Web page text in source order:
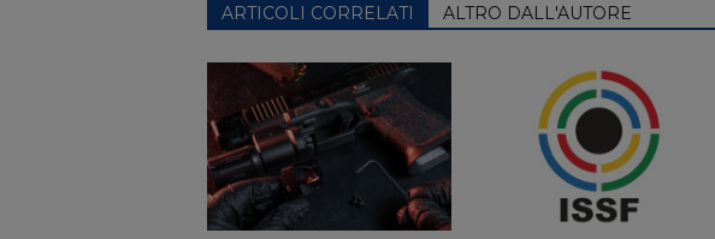
ARTICOLI CORRELATI ALTRO DALL'AUTORE